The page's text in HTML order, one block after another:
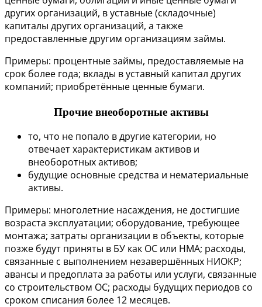
других организаций, в уставные (складочные)
капиталы других организаций, а также
предоставленные другим организациям займы.
Примеры: процентные займы, предоставляемые на
срок более года; вклады в уставный капитал других
компаний; приобретённые ценные бумаги.
Прочие внеоборотные активы
то, что не попало в другие категории, но
отвечает характеристикам активов и
внеоборотных активов;
будущие основные средства и нематериальные
активы.
Примеры: многолетние насаждения, не достигшие
возраста эксплуатации; оборудование, требующее
монтажа; затраты организации в объекты, которые
позже будут приняты в БУ как ОС или НМА; расходы,
связанные с выполнением незавершённых НИОКР;
авансы и предоплата за работы или услуги, связанные
со строительством ОС; расходы будущих периодов со
сроком списания более 12 месяцев.